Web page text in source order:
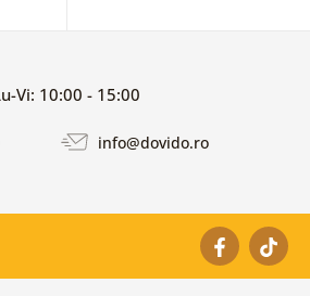
Vi: 10:00 - 15:00
info@dovido.ro